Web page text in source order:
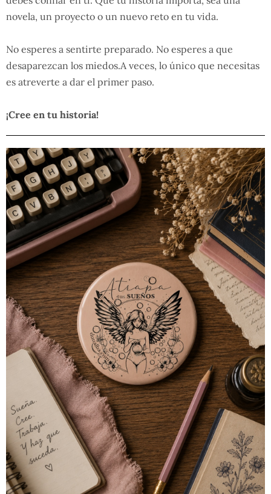
novela, un proyecto o un nuevo reto en tu vida.
No esperes a sentirte preparado. No esperes a que
desaparezcan los miedos.A veces, lo único que necesitas
es atreverte a dar el primer paso.
¡Cree en tu historia!